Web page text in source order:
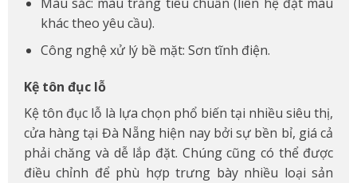
khác theo yêu cầu).
Công nghệ xử lý bề mặt: Sơn tĩnh điện.
Kệ tôn đục lỗ
Kệ tôn đục lỗ là lựa chọn phổ biến tại nhiều siêu thị,
cửa hàng tại Đà Nẵng hiện nay bởi sự bền bỉ, giá cả
phải chăng và dễ lắp đặt. Chúng cũng có thể được
điều chỉnh để phù hợp trưng bày nhiều loại sản